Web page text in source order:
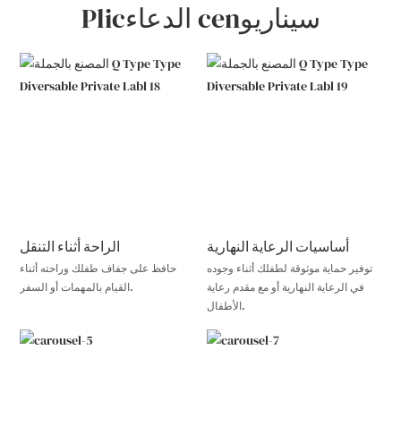
Plicالدعاء cenسيناريو
الراحة أثناء التنقل
حافظ على جفاف طفلك وراحته أثناء
القيام بالمهمات أو السفر.
أساسيات الرعاية النهارية
توفير حماية موثوقة لطفلك أثناء وجوده
في الرعاية النهارية أو مع مقدم رعاية
الأطفال.